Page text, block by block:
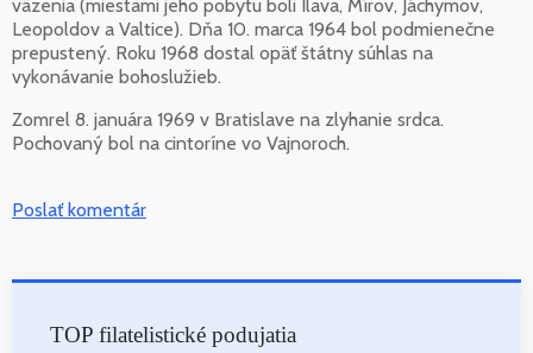
väzenia (miestami jeho pobytu boli Ilava, Mírov, Jáchymov,
Leopoldov a Valtice). Dňa 10. marca 1964 bol podmienečne
prepustený. Roku 1968 dostal opäť štátny súhlas na
vykonávanie bohoslužieb.
Zomrel 8. januára 1969 v Bratislave na zlyhanie srdca.
Pochovaný bol na cintoríne vo Vajnoroch.
Poslať komentár
TOP filatelistické podujatia